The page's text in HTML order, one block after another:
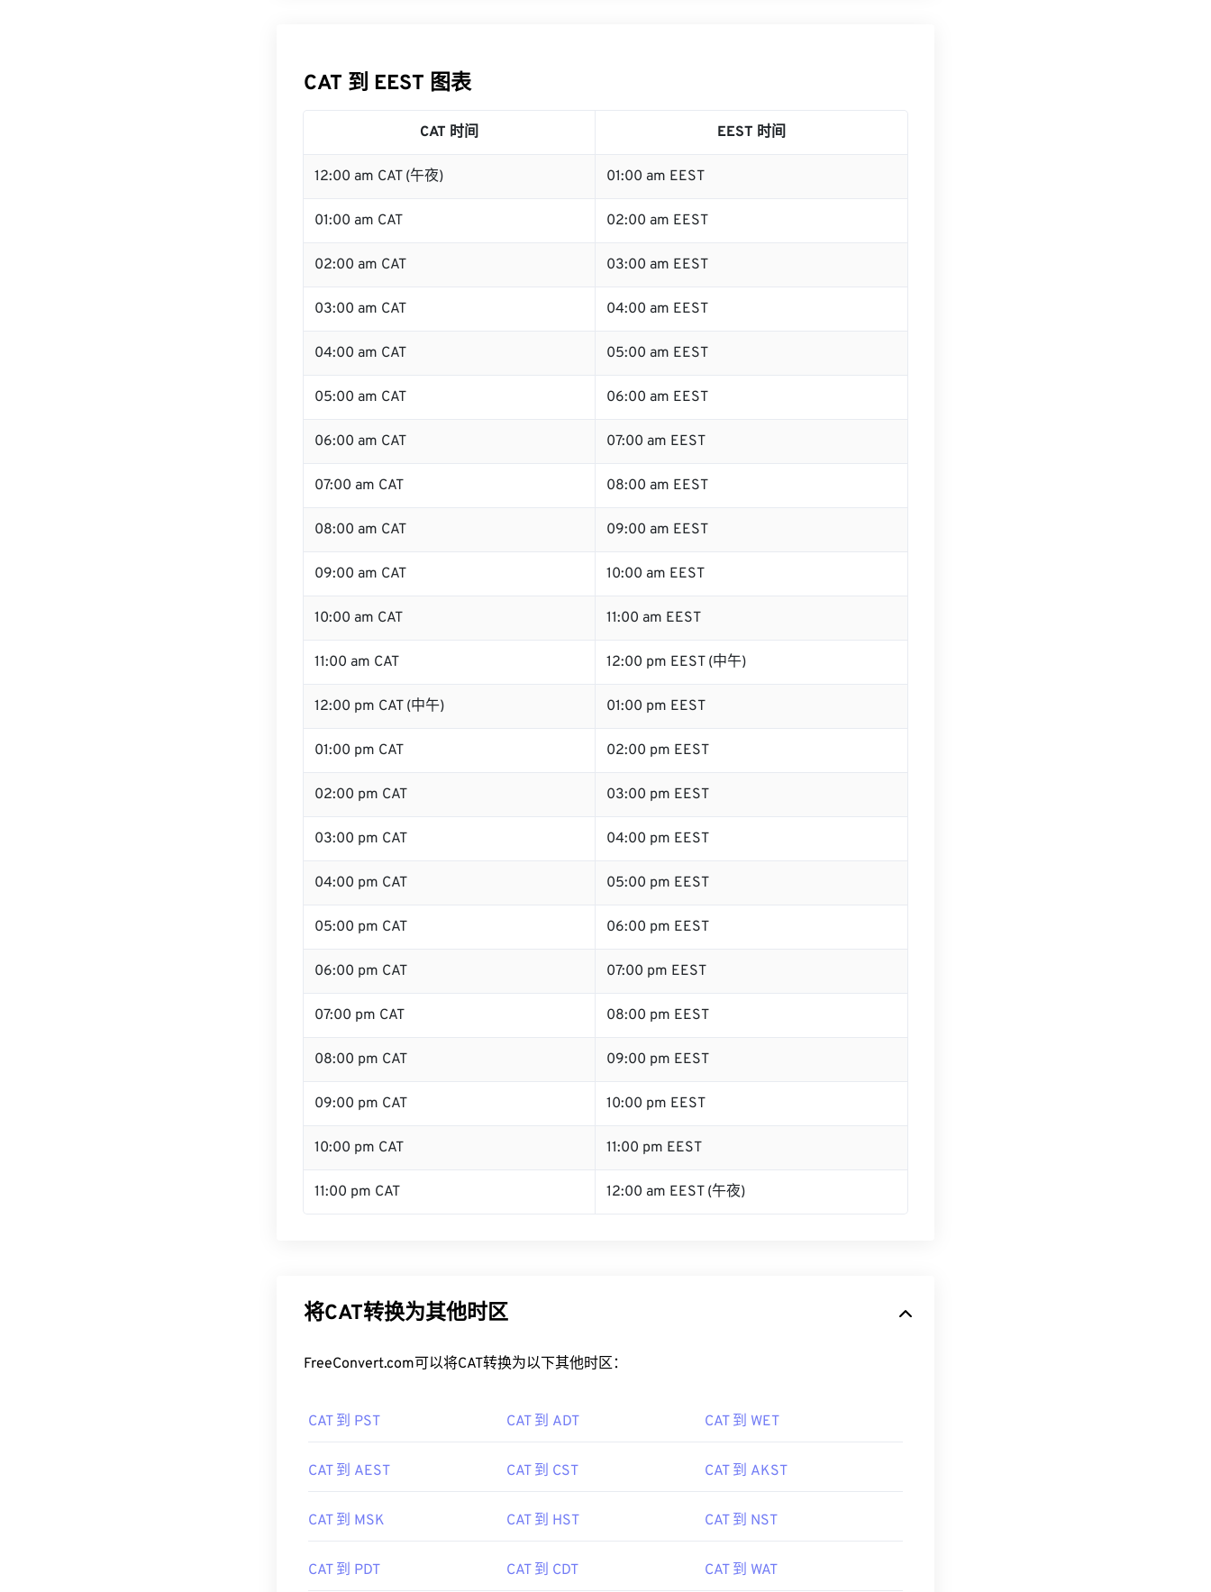
CAT 到 EEST 图表
CAT 时间 EEST 时间
12:00 am CAT (午夜) 01:00 am EEST
01:00 am CAT 02:00 am EEST
02:00 am CAT 03:00 am EEST
03:00 am CAT 04:00 am EEST
04:00 am CAT 05:00 am EEST
05:00 am CAT 06:00 am EEST
06:00 am CAT 07:00 am EEST
07:00 am CAT 08:00 am EEST
08:00 am CAT 09:00 am EEST
09:00 am CAT 10:00 am EEST
10:00 am CAT 11:00 am EEST
11:00 am CAT 12:00 pm EEST (中午)
12:00 pm CAT (中午) 01:00 pm EEST
01:00 pm CAT 02:00 pm EEST
02:00 pm CAT 03:00 pm EEST
03:00 pm CAT 04:00 pm EEST
04:00 pm CAT 05:00 pm EEST
05:00 pm CAT 06:00 pm EEST
06:00 pm CAT 07:00 pm EEST
07:00 pm CAT 08:00 pm EEST
08:00 pm CAT 09:00 pm EEST
09:00 pm CAT 10:00 pm EEST
10:00 pm CAT 11:00 pm EEST
11:00 pm CAT 12:00 am EEST (午夜)
将CAT转换为其他时区
FreeConvert.com可以将CAT转换为以下其他时区：
CAT 到 PST CAT 到 ADT CAT 到 WET
CAT 到 AEST CAT 到 CST CAT 到 AKST
CAT 到 MSK CAT 到 HST CAT 到 NST
CAT 到 PDT CAT 到 CDT CAT 到 WAT